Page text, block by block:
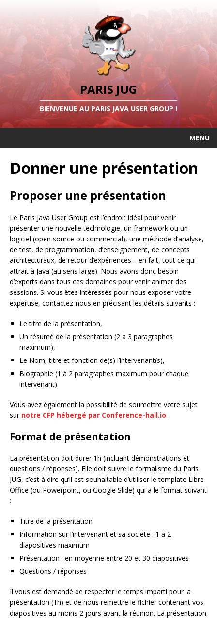
PARIS JUG
BIENVENUE AU PARIS JAVA USER GROUP !
MENU
Donner une présentation
Proposer une présentation
Le Paris Java User Group est l’endroit idéal pour venir
présenter une nouvelle technologie, un framework ou un
logiciel (open source ou commercial), une méthode d’analyse,
de test, de programmation, d’enseignement, de concepts
architecturaux, de retour d’expériences… en fait, tout ce qui
attrait à Java (au sens large). Nous avons donc besoin
d’experts dans tous ces domaines pour venir animer des
sessions. Si vous êtes intéressés pour nous exposer votre
expertise, contactez-nous en précisant les détails suivants :
Le titre de la présentation,
Un résumé de la présentation (2 à 3 paragraphes
maximum),
Le Nom, titre et fonction de(s) l’intervenant(s),
Biographie (1 à 2 paragraphes maximum pour chaque
intervenant).
Vous avez également la possibilité de soumettre votre sujet
sur notre CFP hébergé par Conference-hall.io.
Format de présentation
La présentation doit durer 1h (incluant démonstrations et
questions / réponses). Elle doit suivre le formalisme du Paris
JUG, c’est à dire qu’il est souhaitable d’utiliser le template Libre
Office (ou Powerpoint, ou Google Slide) qui a le format suivant
:
Titre de la présentation
Information sur l’intervenant et sa société : 1 à 2
diapositives maximum
Présentation : en moyenne entre 20 et 30 diapositives
Questions / réponses
Il vous est demandé de respecter le temps imparti pour la
présentation (1h) et de nous remettre le fichier contenant vos
diapositives au moins 2 jours avant la réunion. La présentation